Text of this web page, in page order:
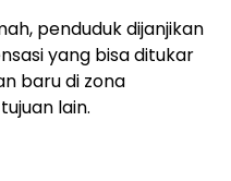
penduduk dijanjikan
yang bisa ditukar
baru di zona
lain.